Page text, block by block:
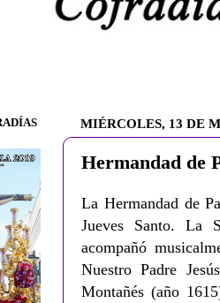
MIÉRCOLES, 13 DE
Hermandad de
La Hermandad de
Jueves Santo. La
acompañó
Nuestro Padre
Montañés (año